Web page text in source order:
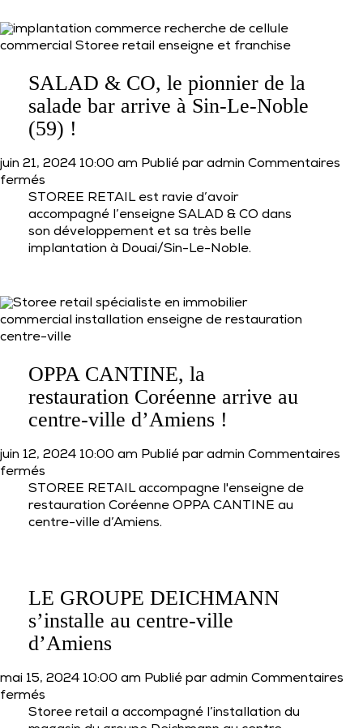
va
faire
Valenciennes
SALAD & CO, le pionnier de la
salade bar arrive à Sin-Le-Noble
(59) !
juin 21, 2024 10:00 am Publié paradmin Commentaires
fermés
SALAD
&
CO,
le
la
salade
bar
à
Sin-
Le-
Noble
STOREE RETAIL est ravie d’avoir
accompagné l’enseigne SALAD & CO dans
son développement et sa très belle
implantation à Douai/Sin-Le-Noble.
OPPA CANTINE, la
restauration Coréenne arrive au
centre-ville d’Amiens !
juin 12, 2024 10:00 am Publié paradmin Commentaires
fermés
OPPA
CANTINE,
la
au
centre-
ville
d’Amiens
STOREE RETAIL accompagne l'enseigne de
restauration Coréenne OPPA CANTINE au
centre-ville d’Amiens.
LE GROUPE DEICHMANN
s’installe au centre-ville
d’Amiens
mai 15, 2024 10:00 am Publié paradmin Commentaires
fermés
LE
Storee retail a accompagné l’installation du